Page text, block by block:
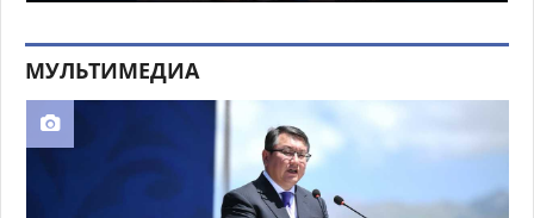
МУЛЬТИМЕДИА